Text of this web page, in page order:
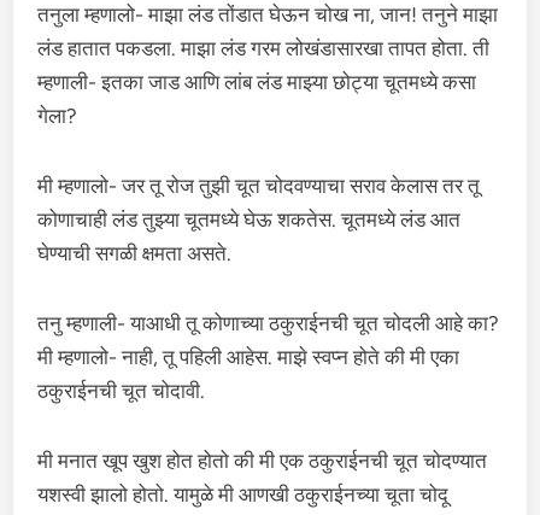
तनुला म्हणालो- माझा लंड तोंडात घेऊन चोख ना, जान! तनुने माझा
लंड हातात पकडला. माझा लंड गरम लोखंडासारखा तापत होता. ती
म्हणाली- इतका जाड आणि लांब लंड माझ्या छोट्या चूतमध्ये कसा
गेला?
मी म्हणालो- जर तू रोज तुझी चूत चोदवण्याचा सराव केलास तर तू
कोणाचाही लंड तुझ्या चूतमध्ये घेऊ शकतेस. चूतमध्ये लंड आत
घेण्याची सगळी क्षमता असते.
तनु म्हणाली- याआधी तू कोणाच्या ठकुराईनची चूत चोदली आहे का?
मी म्हणालो- नाही, तू पहिली आहेस. माझे स्वप्न होते की मी एका
ठकुराईनची चूत चोदावी.
मी मनात खूप खुश होत होतो की मी एक ठकुराईनची चूत चोदण्यात
यशस्वी झालो होतो. यामुळे मी आणखी ठकुराईनच्या चूता चोदू